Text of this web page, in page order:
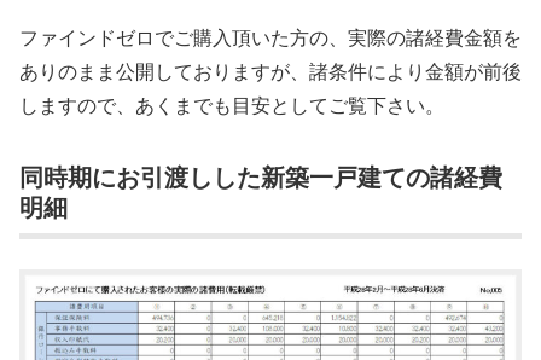
ファインドゼロでご購入頂いた方の、実際の諸経費金額を
ありのまま公開しておりますが、諸条件により金額が前後
しますので、あくまでも目安としてご覧下さい。
同時期にお引渡しした新築一戸建ての諸経費
明細